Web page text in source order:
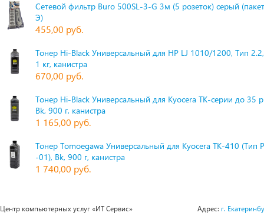
Сетевой фильтр Buro 500SL-3-G 3м (5 розеток) серый
Э)
455,00 руб.
Тонер Hi-Black Универсальный для HP LJ 1010/1200, Тип
1 кг, канистра
670,00 руб.
Тонер Hi-Black Универсальный для Kyocera TK-серии до 35
Bk, 900 г, канистра
1 165,00 руб.
Тонер Tomoegawa Универсальный для Kyocera TK-410 (Тип
-01), Bk, 900 г, канистра
1 740,00 руб.
Центр компьютерных услуг «ИТ Сервис» Адрес: г.